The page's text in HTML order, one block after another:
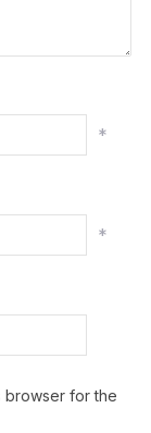
*
*
browser for the